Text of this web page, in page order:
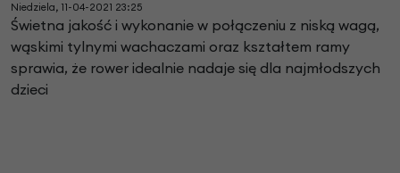
Niedziela, 11-04-2021 23:25
Świetna jakość i wykonanie w połączeniu z niską wagą,
wąskimi tylnymi wachaczami oraz kształtem ramy
sprawia, że rower idealnie nadaje się dla najmłodszych
dzieci